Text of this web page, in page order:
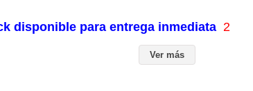
disponible para entrega inmediata 2
Ver más